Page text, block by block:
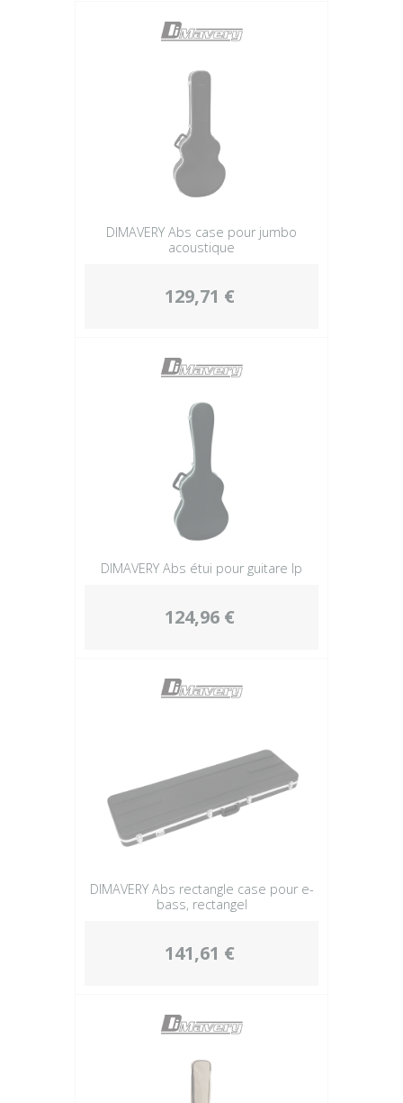
Plus
DIMAVERY Abs case pour jumbo
acoustique
129,71 €
DIMAVERY Abs étui pour guitare lp
124,96 €
DIMAVERY Abs rectangle case pour e-
bass, rectangel
141,61 €